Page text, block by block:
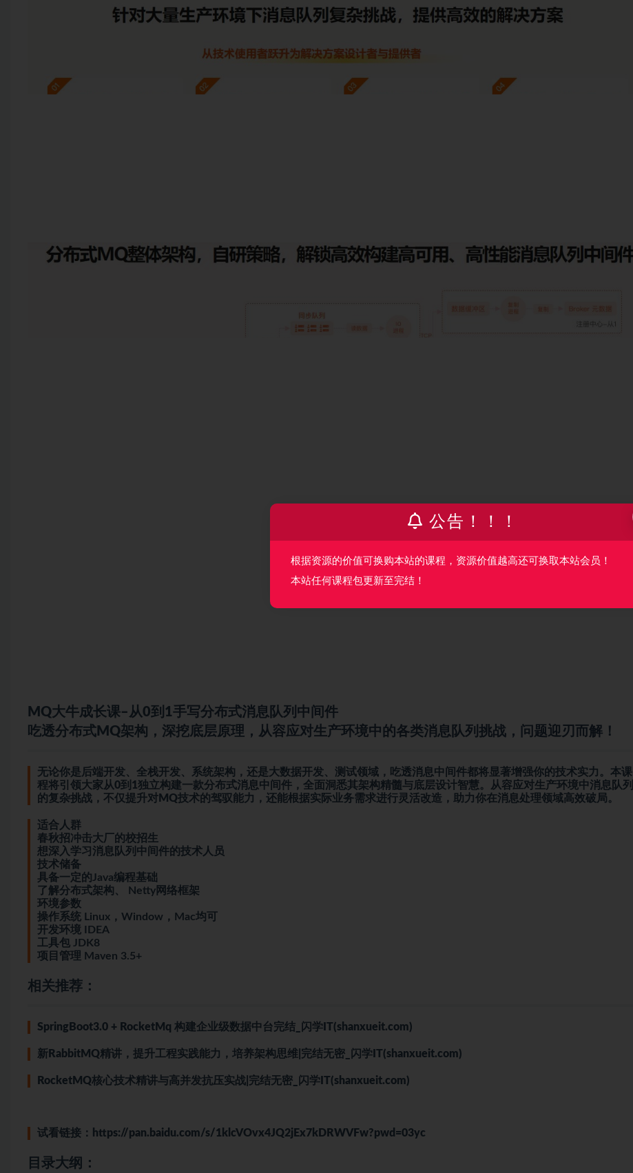
MQ大牛成长课–从0到1手写分布式消息队列中间件
吃透分布式MQ架构，深挖底层原理，从容应对生产环境中的各类消息队列挑战，问题迎刃而解！
无论你是后端开发、全栈开发、系统架构，还是大数据开发、测试领域，吃透消息中间件都将显著增强你的技术实力。本课
程将引领大家从0到1独立构建一款分布式消息中间件，全面洞悉其架构精髓与底层设计智慧。从容应对生产环境中消息队列
的复杂挑战，不仅提升对MQ技术的驾驭能力，还能根据实际业务需求进行灵活改造，助力你在消息处理领域高效破局。
适合人群
春秋招冲击大厂的校招生
想深入学习消息队列中间件的技术人员
技术储备
具备一定的Java编程基础
了解分布式架构、 Netty网络框架
环境参数
操作系统 Linux，Window，Mac均可
开发环境 IDEA
工具包 JDK8
项目管理 Maven 3.5+
相关推荐：
SpringBoot3.0 + RocketMq 构建企业级数据中台完结_闪学IT(shanxueit.com)
新RabbitMQ精讲 ，提升工程实践能力，培养架构思维|完结无密_闪学IT(shanxueit.com)
RocketMQ核心技术精讲与高并发抗压实战|完结无密_闪学IT(shanxueit.com)
试看链接： https://pan.baidu.com/s/1klcVOvx4JQ2jEx7kDRWVFw?pwd=03yc
目录大纲：
公告！！！
根据资源的价值可换购本站的课程，资源价值越高还可换取本站会员！
本站任何课程包更新至完结！